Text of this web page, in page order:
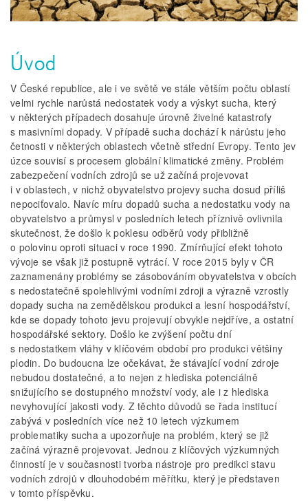
Úvod
V České republice, ale i ve světě ve stále větším počtu oblastí
velmi rychle narůstá nedostatek vody a výskyt sucha, který
v některých případech dosahuje úrovně živelné katastrofy
s masivními dopady. V případě sucha dochází k nárůstu jeho
četnosti v některých oblastech včetně střední Evropy. Tento jev
úzce souvisí s procesem globální klimatické změny. Problém
zabezpečení vodních zdrojů se už začíná projevovat
i v oblastech, v nichž obyvatelstvo projevy sucha dosud příliš
nepociťovalo. Navíc míru dopadů sucha a nedostatku vody na
obyvatelstvo a průmysl v posledních letech příznivě ovlivnila
skutečnost, že došlo k poklesu odběrů vody přibližně
o polovinu oproti situaci v roce 1990. Zmírňující efekt tohoto
vývoje se však již postupně vytrácí. V roce 2015 byly v ČR
zaznamenány problémy se zásobováním obyvatelstva v obcích
s nedostatečně spolehlivými vodními zdroji a výrazně vzrostly
dopady sucha na zemědělskou produkci a lesní hospodářství,
kde se dopady tohoto jevu projevují obvykle nejdříve, a ostatní
hospodářské sektory. Došlo ke zvýšení počtu dní
s nedostatkem vláhy v klíčovém období pro produkci většiny
plodin. Do budoucna lze očekávat, že stávající vodní zdroje
nebudou dostatečné, a to nejen z hlediska potenciálně
snižujícího se dostupného množství vody, ale i z hlediska
nevyhovující jakosti vody. Z těchto důvodů se řada institucí
zabývá v posledních více než 10 letech výzkumem
problematiky sucha a upozorňuje na problém, který se již
začíná výrazně projevovat. Jednou z klíčových výzkumných
činností je v současnosti tvorba nástroje pro predikci stavu
vodních zdrojů v dlouhodobém měřítku, který je představen
v tomto příspěvku.